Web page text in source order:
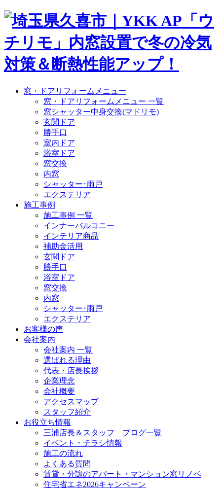
窓・ドアリフォームメニュー
窓・ドアリフォームメニュー 一覧
窓シャッター中身交換(マドリモ)
玄関ドア
勝手口
室内ドア
浴室ドア
窓交換
内窓
シャッター･雨戸
エクステリア
施工事例
施工事例 一覧
インナーバルコニー
インテリア商品
補助金活用
玄関ドア
勝手口
浴室ドア
窓交換
内窓
シャッター･雨戸
エクステリア
お客様の声
会社案内
会社案内 一覧
選ばれる理由
代表・店長挨拶
企業理念
会社概要
アクセスマップ
スタッフ紹介
お役立ち情報
三浦店長＆スタッフ ブログ一覧
イベント・チラシ情報
施工の流れ
よくある質問
賃貸・分譲のアパート・マンション窓リノベ
住宅省エネ2026キャンペーン